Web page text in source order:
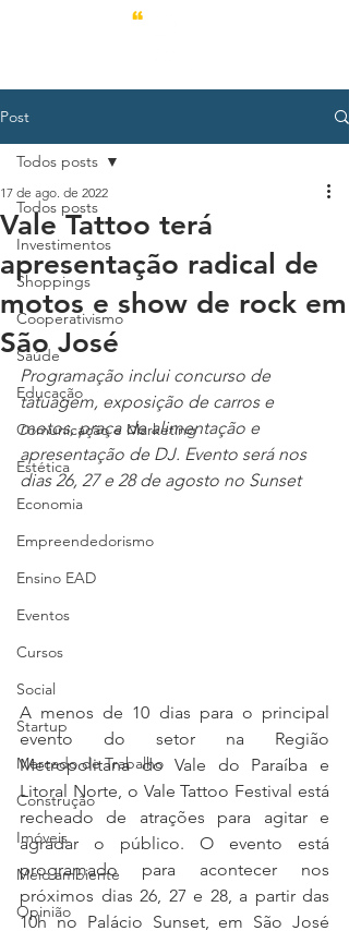
Post
Todos posts
Investimentos
Shoppings
Cooperativismo
Saúde
Educação
Comunicação e Marketing
Estética
Economia
Empreendedorismo
Ensino EAD
Eventos
Cursos
Social
Startup
Mercado de Trabalho
Construção
Imóveis
Meio ambiente
Opinião
Todos posts
Vale Tattoo terá
apresentação radical de
motos e show de rock em
São José
17 de ago. de 2022
Programação inclui concurso de
tatuagem, exposição de carros e
motos, praça de alimentação e
apresentação de DJ. Evento será nos
dias 26, 27 e 28 de agosto no Sunset
A menos de 10 dias para o principal
evento do setor na Região
Metropolitana do Vale do Paraíba e
Litoral Norte, o Vale Tattoo Festival está
recheado de atrações para agitar e
agradar o público. O evento está
programado para acontecer nos
próximos dias 26, 27 e 28, a partir das
10h no Palácio Sunset, em São José